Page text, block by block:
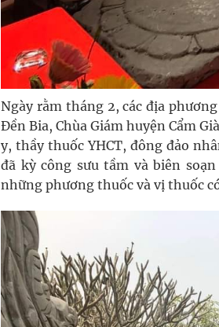
Ngày rằm tháng 2, các địa
Đền Bia, Chùa Giám huyện Cẩm
y, thầy thuốc YHCT, đông đảo
đã kỳ công sưu tầm và biên
những phương thuốc và vị thuốc